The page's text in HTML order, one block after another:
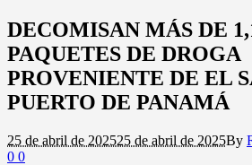
DECOMISAN MÁS DE
PAQUETES DE DROGA
PROVENIENTE DE EL
PUERTO DE PANAMÁ
25 de abril de 202525 de abril de 2025By
0 0